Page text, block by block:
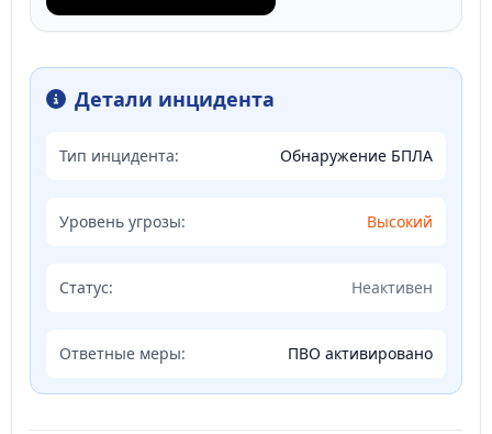
Детали инцидента
Тип инцидента: Обнаружение БПЛА
Уровень угрозы: Высокий
Статус: Неактивен
Ответные меры: ПВО активировано